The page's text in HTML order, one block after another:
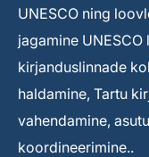
UNESCO ning
jagamine
kirjanduslinnade
haldamine, Tartu
vahendamine,
koordineerimine..